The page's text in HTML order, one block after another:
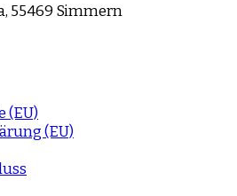
55469 Simmern
(EU)
(EU)